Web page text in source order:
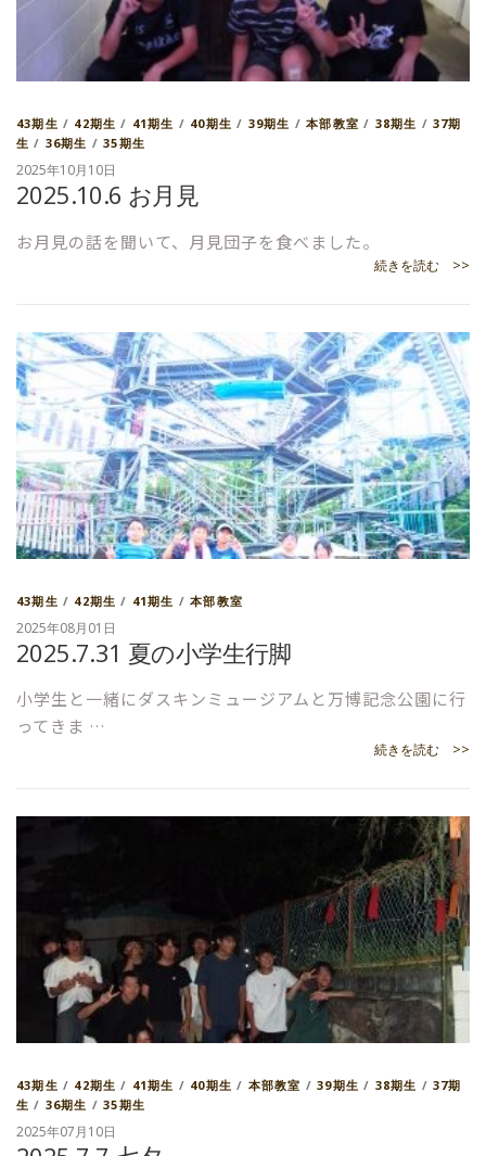
43期生 / 42期生 / 41期生 / 40期生 / 39期生 /本部教室 / 38期生 / 37期
生 / 36期生 /35期生
2025年10月10日
2025.10.6 お月見
お月見の話を聞いて、月見団子を食べました。
続きを読む >>
43期生 / 42期生 / 41期生 /本部教室
2025年08月01日
2025.7.31 夏の小学生行脚
小学生と一緒にダスキンミュージアムと万博記念公園に行
ってきま …
続きを読む >>
43期生 / 42期生 / 41期生 / 40期生 / 本部教室 /39期生 / 38期生 / 37期
生 / 36期生 /35期生
2025年07月10日